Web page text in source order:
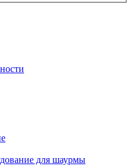
для шаурмы